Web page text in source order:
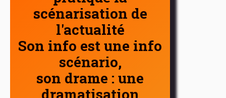
scénarisation de
l'actualité
Son info est une info
scénario,
son drame : une
dramatisation